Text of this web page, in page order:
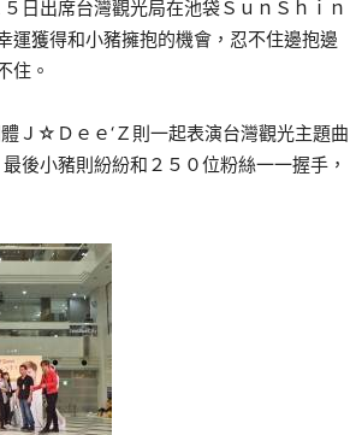
日出席台灣觀光局在池袋ＳｕｎＳｈｉｎ
獲得和小豬擁抱的機會，忍不住邊抱邊
住。
Ｊ☆Ｄｅｅ‘Ｚ則一起表演台灣觀光主題曲
小豬則紛紛和２５０位粉絲一一握手，